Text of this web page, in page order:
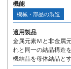
機能
機械・部品の製造
適用製品
金属元素Ｍと非金属
れと同一の結晶構造
機結晶を母体結晶と